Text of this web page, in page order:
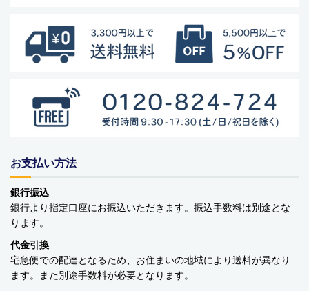
お支払い方法
銀行振込
銀行より指定口座にお振込いただきます。振込手数料は別途とな
ります。
代金引換
宅急便での配達となるため、お住まいの地域により送料が異なり
ます。また別途手数料が必要となります。